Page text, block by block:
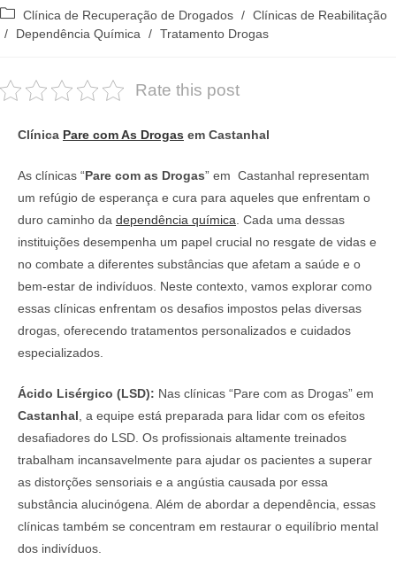
do
post:
publicado:
Categoria
do
Clínica de Recuperação de Drogados / Clínicas de Reabilitação
/
Dependência Química / Tratamento Drogas
Rate this post
Clínica Pare com As Drogas em Castanhal
As clínicas “Pare com as Drogas” em Castanhal representam
um refúgio de esperança e cura para aqueles que enfrentam o
duro caminho da dependência química . Cada uma dessas
instituições desempenha um papel crucial no resgate de vidas e
no combate a diferentes substâncias que afetam a saúde e o
bem-estar de indivíduos. Neste contexto, vamos explorar como
essas clínicas enfrentam os desafios impostos pelas diversas
drogas, oferecendo tratamentos personalizados e cuidados
especializados.
Ácido Lisérgico (LSD): Nas clínicas “Pare com as Drogas” em
Castanhal , a equipe está preparada para lidar com os efeitos
desafiadores do LSD. Os profissionais altamente treinados
trabalham incansavelmente para ajudar os pacientes a superar
as distorções sensoriais e a angústia causada por essa
substância alucinógena. Além de abordar a dependência, essas
clínicas também se concentram em restaurar o equilíbrio mental
dos indivíduos.